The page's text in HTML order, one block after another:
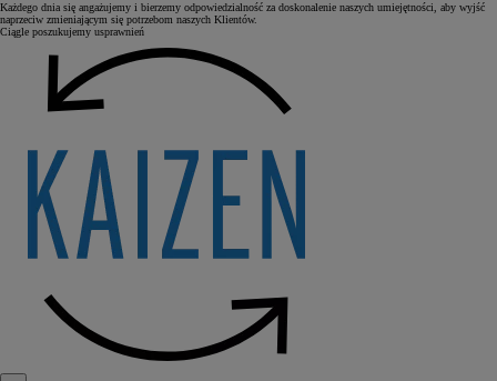
Każdego dnia się angażujemy i bierzemy odpowiedzialność za doskonalenie naszych umiejętności, aby wyjść
naprzeciw zmieniającym się potrzebom naszych Klientów.
Ciągle poszukujemy usprawnień